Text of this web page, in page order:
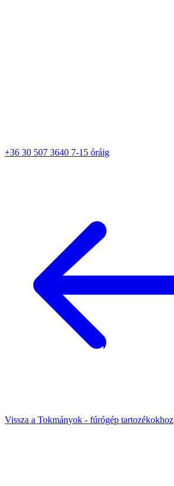
+36 30 507 3640 7-15 óráig
Vissza a Tokmányok - fúrógép tartozékokhoz